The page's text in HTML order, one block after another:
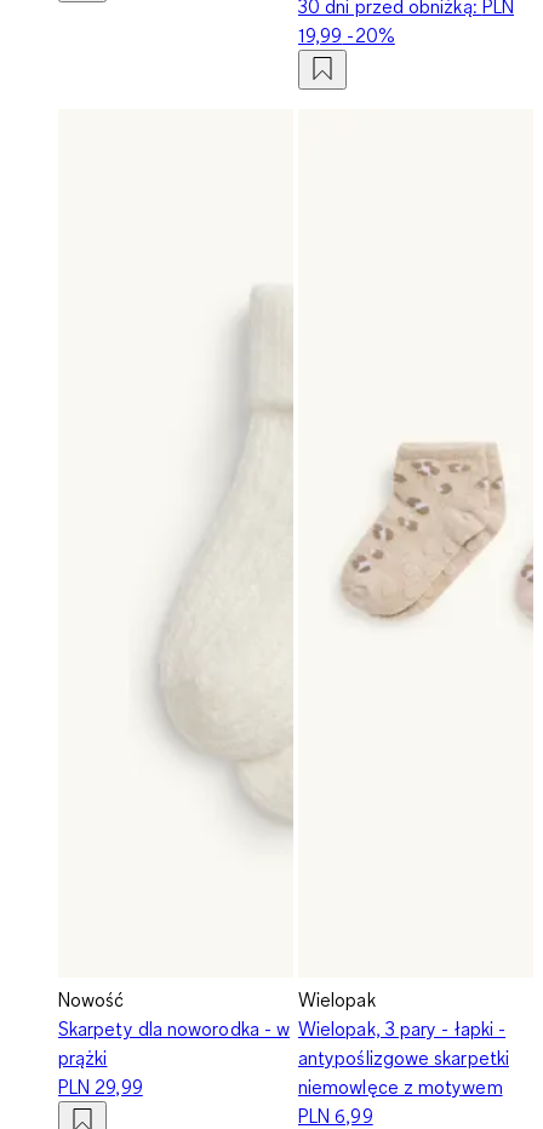
30 dni przed obniżką: PLN
19,99 -20%
Nowość
Skarpety dla noworodka - w
prążki
PLN 29,99
Wielopak
Wielopak, 3 pary - łapki -
antypoślizgowe skarpetki
niemowlęce z motywem
PLN 6,99